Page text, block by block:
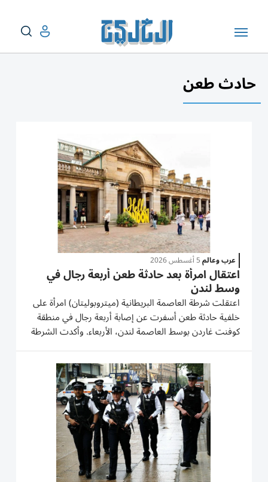
حادث طعن
عرب وعالم5 أغسطس 2026
اعتقال امرأة بعد حادثة طعن أربعة رجال في
وسط لندن
اعتقلت شرطة العاصمة البريطانية (ميتروبوليتان) امرأة على
خلفية حادثة طعن أسفرت عن إصابة أربعة رجال في منطقة
كوفنت غاردن بوسط العاصمة لندن، الأربعاء. وأكدت الشرطة
في بيان مقتضب توقيف المشتبه فيها عقب وقوع الحادث،
دون الكشف حتى الآن عن هويات المصابين أو طبيعة
الإصابات التي...